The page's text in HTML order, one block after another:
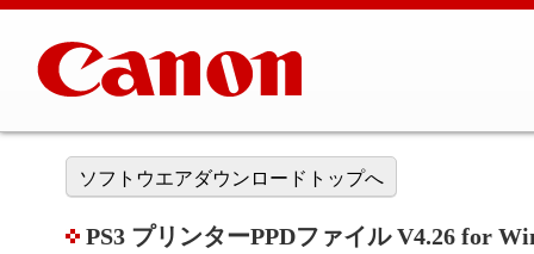
ソフトウエアダウンロードトップへ
PS3 プリンターPPDファイル V4.26 for